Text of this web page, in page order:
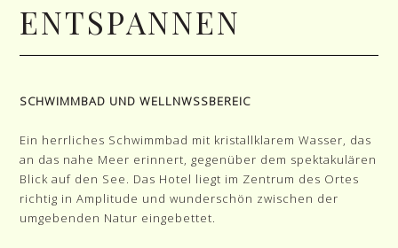
ENTSPANNEN
SCHWIMMBAD UND WELLNWSSBEREIC
Ein herrliches Schwimmbad mit kristallklarem Wasser, das
an das nahe Meer erinnert, gegenüber dem spektakulären
Blick auf den See. Das Hotel liegt im Zentrum des Ortes
richtig in Amplitude und wunderschön zwischen der
umgebenden Natur eingebettet.